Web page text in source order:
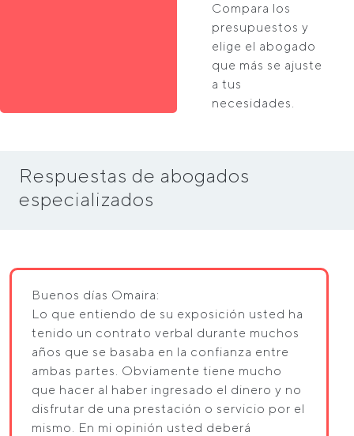
Compara los
presupuestos y
elige el abogado
que más se ajuste
a tus
necesidades.
Respuestas de abogados
especializados
Buenos días Omaira:
Lo que entiendo de su exposición usted ha
tenido un contrato verbal durante muchos
años que se basaba en la confianza entre
ambas partes. Obviamente tiene mucho
que hacer al haber ingresado el dinero y no
disfrutar de una prestación o servicio por el
mismo. En mi opinión usted deberá